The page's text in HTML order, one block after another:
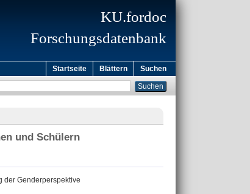
KU.fordoc
Forschungsdatenbank
Startseite Blättern Suchen
und Schülern
der Genderperspektive